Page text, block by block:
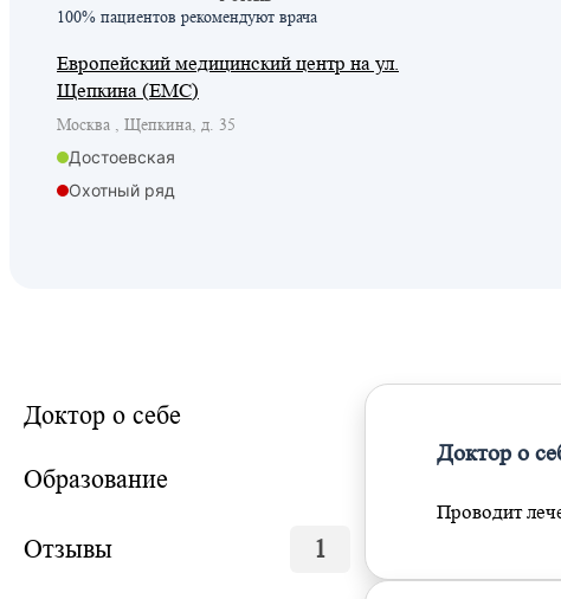
100% пациентов рекомендуют врача
Европейский медицинский центр на ул.
Щепкина (ЕМС)
Москва , Щепкина, д. 35
Достоевская
Охотный ряд
Марьина Роща
Доктор о себе
Образование
Отзывы 1
Доктор о
Проводит